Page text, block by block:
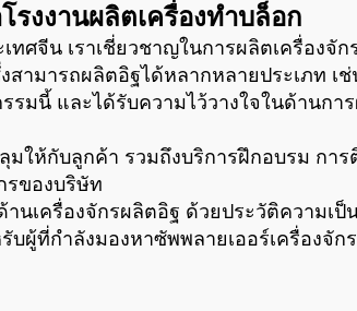
รงงานผลิตเครื่องทำบล็อก
ทศจีน เราเชี่ยวชาญในการผลิตเครื่องจั
มารถผลิตอิฐได้หลากหลายประเภท เ
มนี้ และได้รับความไว้วางใจในด้านก
ให้กับลูกค้า รวมถึงบริการฝึกอบรม กา
รของบริษัท
นเครื่องจักรผลิตอิฐ ด้วยประวัติความเ
ที่กำลังมองหาซัพพลายเออร์เครื่องจัก